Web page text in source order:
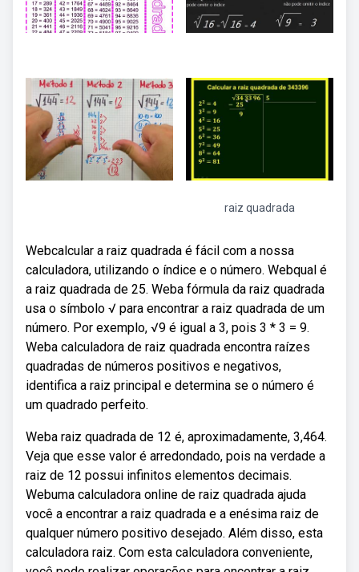
raiz quadrada
Webcalcular a raiz quadrada é fácil com a nossa
calculadora, utilizando o índice e o número. Webqual é
a raiz quadrada de 25. Weba fórmula da raiz quadrada
usa o símbolo √ para encontrar a raiz quadrada de um
número. Por exemplo, √9 é igual a 3, pois 3 * 3 = 9.
Weba calculadora de raiz quadrada encontra raízes
quadradas de números positivos e negativos,
identifica a raiz principal e determina se o número é
um quadrado perfeito.
Weba raiz quadrada de 12 é, aproximadamente, 3,464.
Veja que esse valor é arredondado, pois na verdade a
raiz de 12 possui infinitos elementos decimais.
Webuma calculadora online de raiz quadrada ajuda
você a encontrar a raiz quadrada e a enésima raiz de
qualquer número positivo desejado. Além disso, esta
calculadora raiz. Com esta calculadora conveniente,